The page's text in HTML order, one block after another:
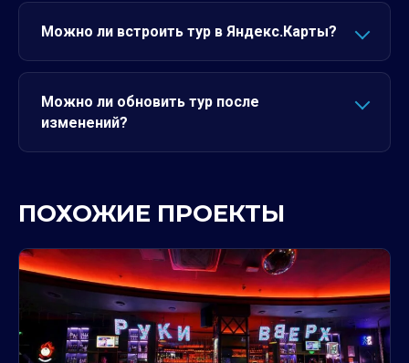
Можно ли встроить тур в Яндекс.Карты?
Можно ли обновить тур после
изменений?
ПОХОЖИЕ ПРОЕКТЫ